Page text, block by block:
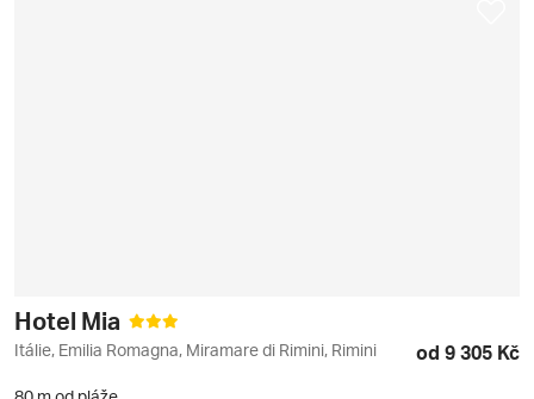
Hotel Mia
Itálie, Emilia Romagna, Miramare di Rimini, Rimini od 9 305 Kč